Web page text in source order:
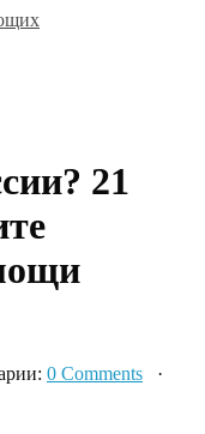
21
0 Comments ·